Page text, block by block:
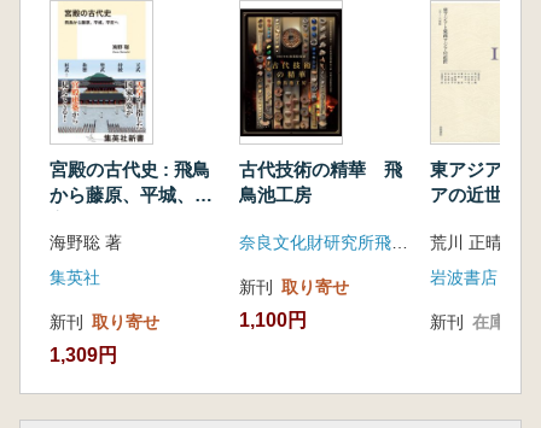
宮殿の古代史 : 飛鳥
から藤原、平城、平
海野聡 著
集英社
新刊 取り寄せ
1,309円
古代技術の精華 飛
鳥池工房
奈良文化財研究所飛鳥資料館
新刊 取り寄せ
1,100円
東アジアと
アの近世 15
荒川 正晴 編集
岩波書店
新刊 在庫なし